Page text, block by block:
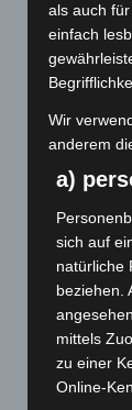
DRUCK-
München
Druckerei in
Impressum
Kundenlager
Lettershop
Mein Konto
Versandarten
Warenkorb
als auch
einfach
Wir
anderem
a)
sich auf
natürliche
beziehen.
mittels
zu einer
Online-